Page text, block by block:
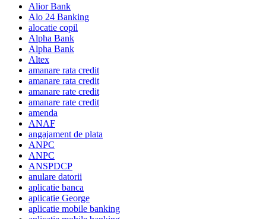
Alior Bank
Alo 24 Banking
alocatie copil
Alpha Bank
Alpha Bank
Altex
amanare rata credit
amanare rata credit
amanare rate credit
amanare rate credit
amenda
ANAF
angajament de plata
ANPC
ANPC
ANSPDCP
anulare datorii
aplicatie banca
aplicatie George
aplicatie mobile banking